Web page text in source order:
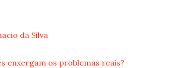
da Silva
enxergam os problemas reais?